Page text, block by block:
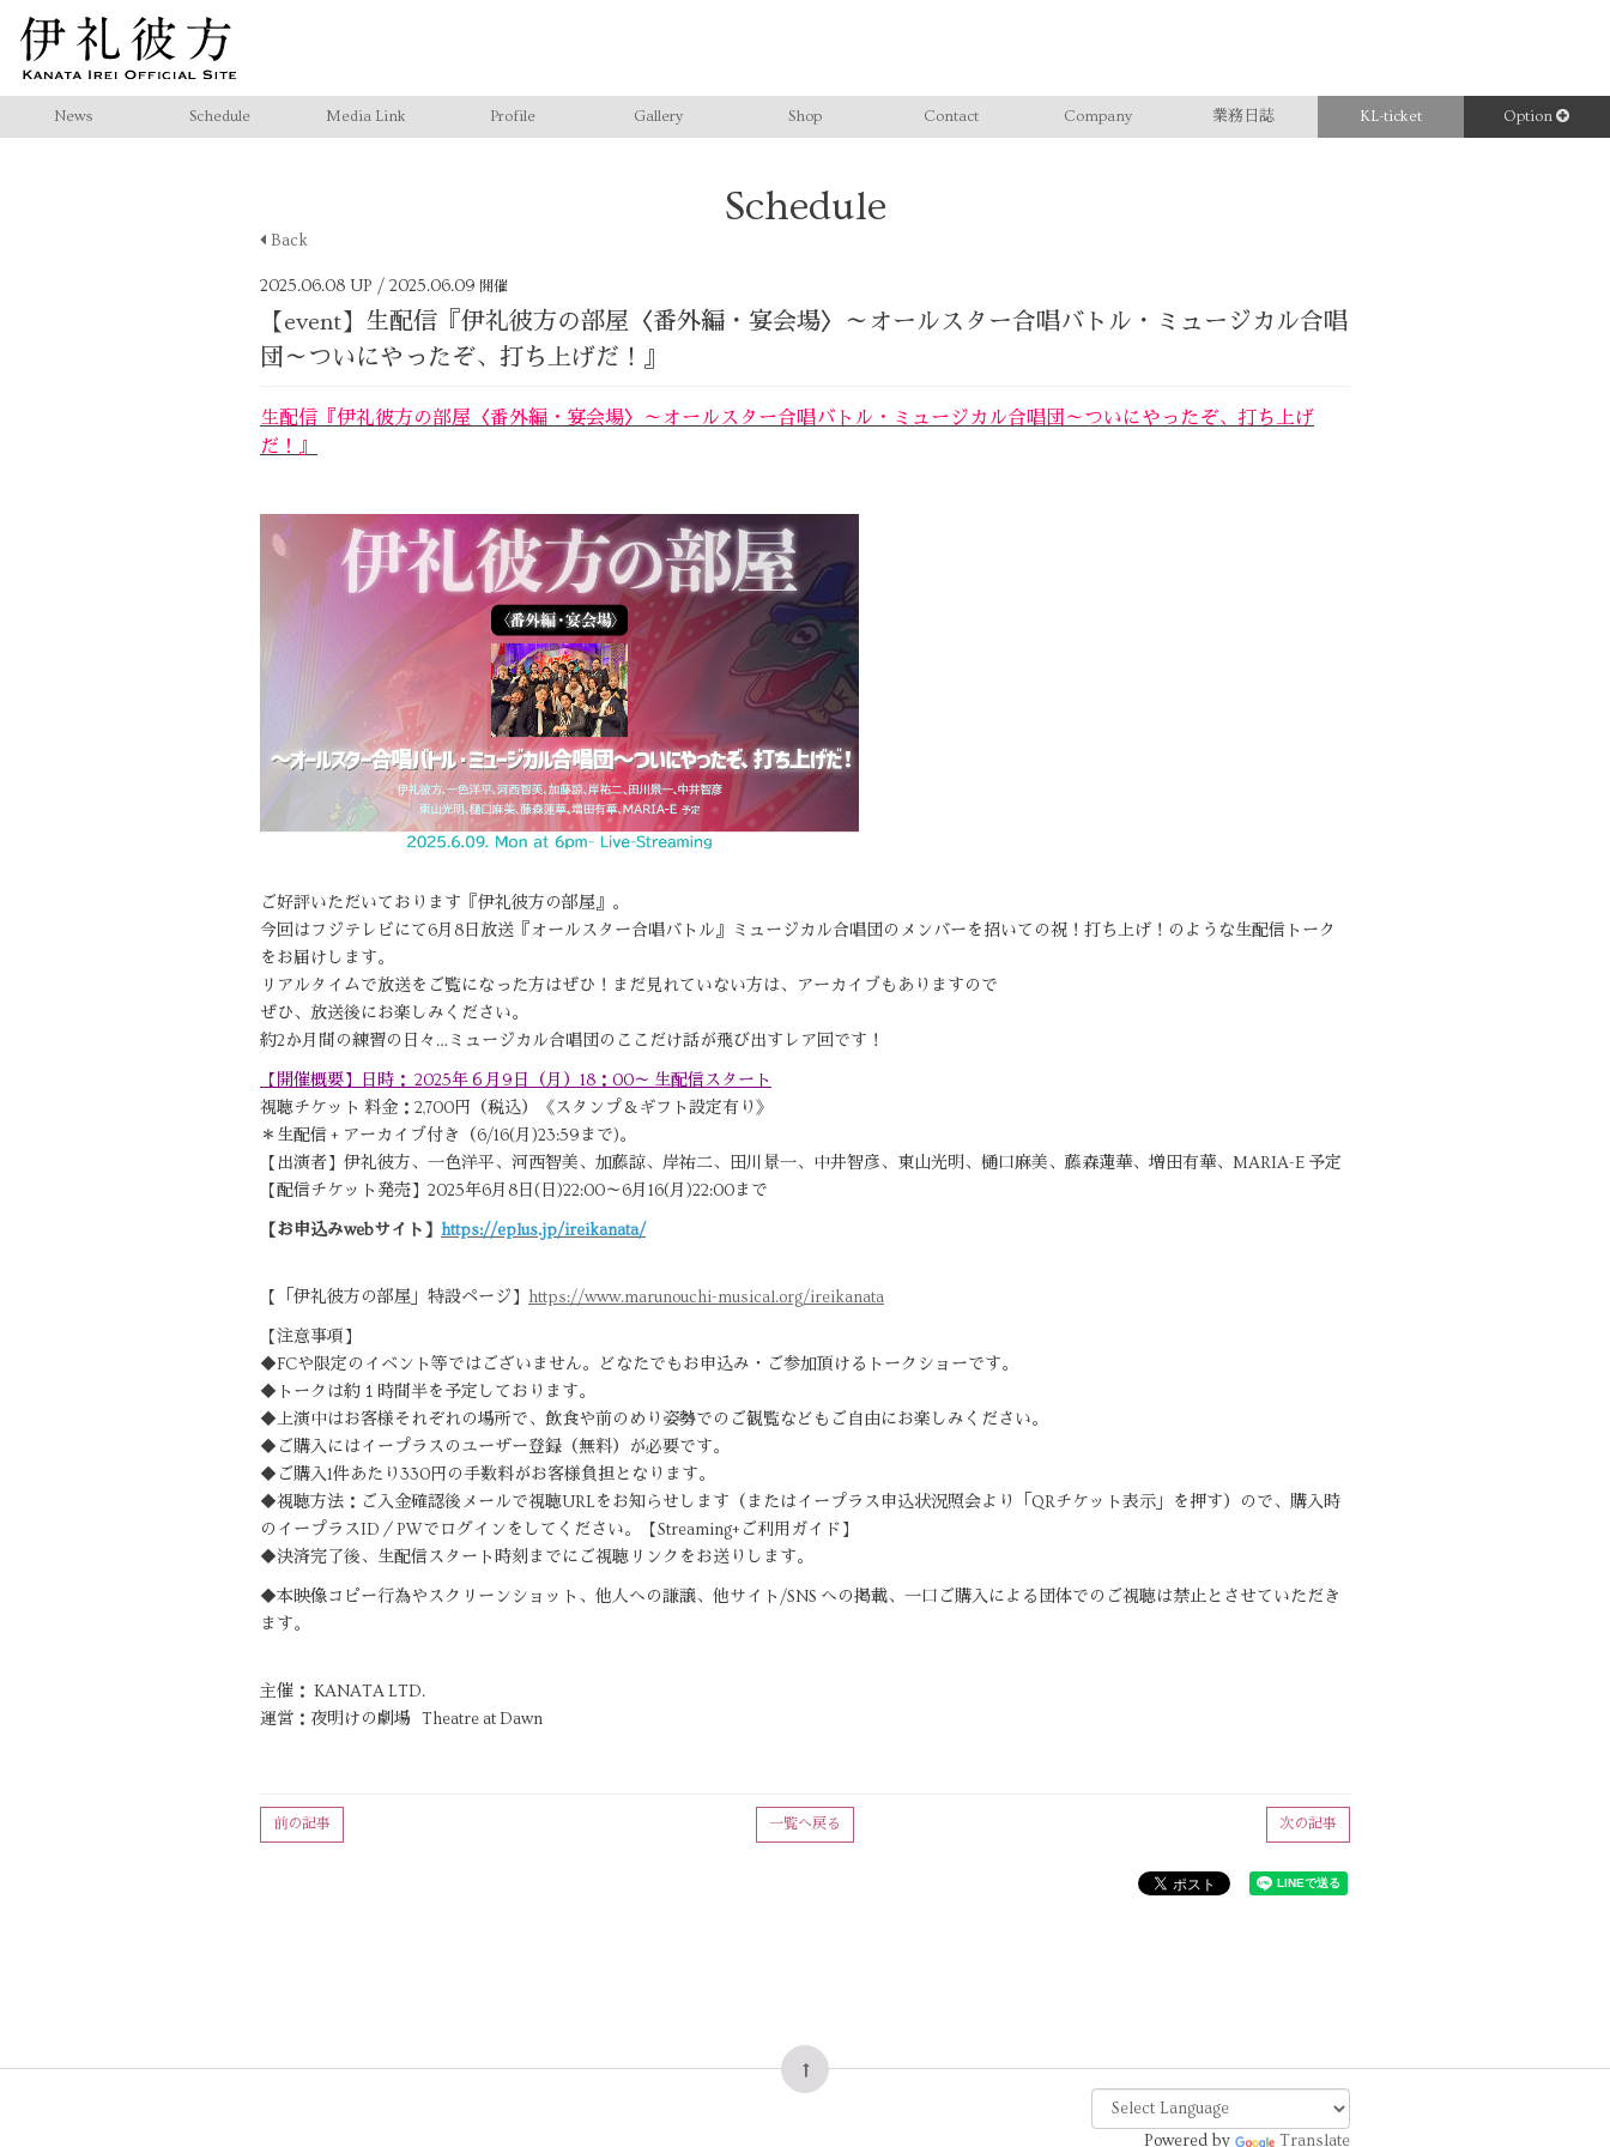
News Schedule Media Link Profile Gallery Shop Contact Company 業務日誌 KL-ticket Option
Schedule
Back
2025.06.08 UP / 2025.06.09 開催
【event】生配信『伊礼彼方の部屋〈番外編・宴会場〉～オールスター合唱バトル・ミュージカル合唱
団～ついにやったぞ、打ち上げだ！』
生配信『伊礼彼方の部屋〈番外編・宴会場〉～オールスター合唱バトル・ミュージカル合唱団～ついにやったぞ、打ち上げ
だ！』
ご好評いただいております『伊礼彼方の部屋』。
今回はフジテレビにて6月8日放送『オールスター合唱バトル』ミュージカル合唱団のメンバーを招いての祝！打ち上げ！のような生配信トーク
をお届けします。
リアルタイムで放送をご覧になった方はぜひ！まだ見れていない方は、アーカイブもありますので
ぜひ、放送後にお楽しみください。
約2か月間の練習の日々…ミュージカル合唱団のここだけ話が飛び出すレア回です！
【開催概要】日時： 2025年６月9日（月）18：00～ 生配信スタート
視聴チケット 料金：2,700円（税込）《スタンプ＆ギフト設定有り》
＊生配信 + アーカイブ付き（6/16(月)23:59まで)。
【出演者】伊礼彼方、一色洋平、河西智美、加藤諒、岸祐二、田川景一、中井智彦、東山光明、樋口麻美、藤森蓮華、増田有華、MARIA-E 予定
【配信チケット発売】2025年6月8日(日)22:00～6月16(月)22:00まで
【お申込みwebサイト】 https://eplus.jp/ireikanata/
【「伊礼彼方の部屋」特設ページ】 https://www.marunouchi-musical.org/ireikanata
【注意事項】
◆FCや限定のイベント等ではございません。どなたでもお申込み・ご参加頂けるトークショーです。
◆トークは約１時間半を予定しております。
◆上演中はお客様それぞれの場所で、飲食や前のめり姿勢でのご観覧などもご自由にお楽しみください。
◆ご購入にはイープラスのユーザー登録（無料）が必要です。
◆ご購入1件あたり330円の手数料がお客様負担となります。
◆視聴方法：ご入金確認後メールで視聴URLをお知らせします（またはイープラス申込状況照会より「QRチケット表示」を押す）ので、購入時
のイープラスID／PWでログインをしてください。【Streaming+ご利用ガイド】
◆決済完了後、生配信スタート時刻までにご視聴リンクをお送りします。
◆本映像コピー行為やスクリーンショット、他人への謙譲、他サイト/SNS への掲載、一口ご購入による団体でのご視聴は禁止とさせていただき
ます。
主催： KANATA LTD.
運営：夜明けの劇場 Theatre at Dawn
次の記事
一覧へ戻る
前の記事
Powered by Translate